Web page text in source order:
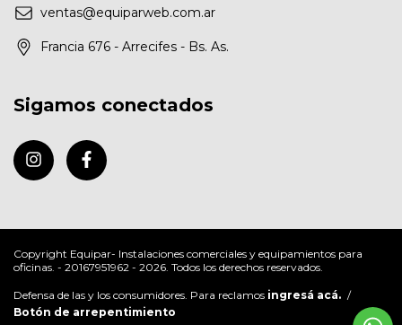
ventas@equiparweb.com.ar
Francia 676 - Arrecifes - Bs. As.
Sigamos conectados
Copyright Equipar- Instalaciones comerciales y equipamientos para
oficinas. - 20167951962 - 2026. Todos los derechos reservados.
Defensa de las y los consumidores. Para reclamos ingresá acá. /
Botón de arrepentimiento